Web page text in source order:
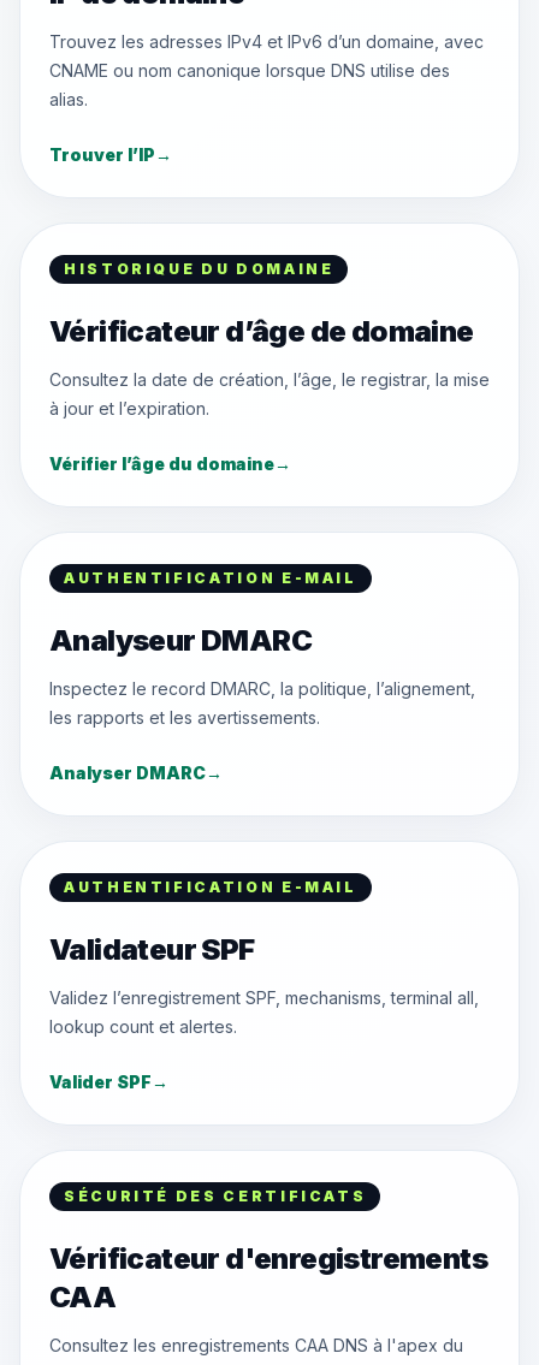
Trouvez les adresses IPv4 et IPv6 d’un domaine, avec
CNAME ou nom canonique lorsque DNS utilise des
alias.
Trouver l’IP→
HISTORIQUE DU DOMAINE
Vérificateur d’âge de domaine
Consultez la date de création, l’âge, le registrar, la mise
à jour et l’expiration.
Vérifier l’âge du domaine→
AUTHENTIFICATION E-MAIL
Analyseur DMARC
Inspectez le record DMARC, la politique, l’alignement,
les rapports et les avertissements.
Analyser DMARC→
AUTHENTIFICATION E-MAIL
Validateur SPF
Validez l’enregistrement SPF, mechanisms, terminal all,
lookup count et alertes.
Valider SPF→
SÉCURITÉ DES CERTIFICATS
Vérificateur d'enregistrements
CAA
Consultez les enregistrements CAA DNS à l'apex du